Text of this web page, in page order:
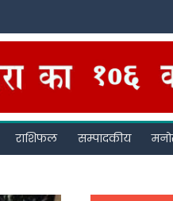
राशिफल सम्पादकीय